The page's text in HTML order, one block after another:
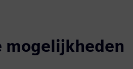
mogelijkheden